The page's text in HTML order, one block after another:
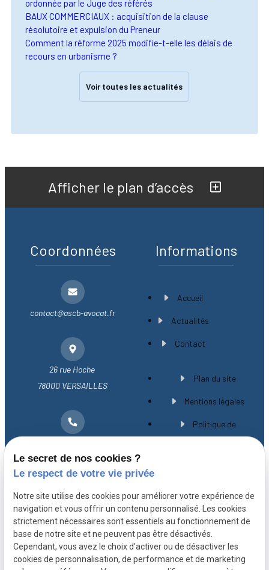
ordonnée par le Juge des référés
BAUX COMMERCIAUX : acquisition de la clause
résolutoire et expulsion du Preneur
Comment la réforme 2025 modifie-t-elle les délais de
recours en urbanisme ?
Voir toutes les actualités
Afficher le plan d’accès
Coordonnées
contact@ascb-avocat.fr
26 rue Hoche
78000 VERSAILLES
01 30 21 28 54
Informations
Accueil
Actualités
Contact
Plan du site
Mentions légales
Politique de
A propos
Avocat spécialiste en droit immobilier à
Versailles, Maître CHEVILLARD-BUISSON vous
accompagne avec expérience et rigueur depuis
Le secret de nos cookies ?
Le respect de votre vie privée
Notre site utilise des cookies pour améliorer votre expérience de
navigation et vous offrir un contenu personnalisé. Les cookies
strictement nécessaires sont essentiels au fonctionnement de
base de notre site et ne peuvent pas être désactivés.
Cependant, vous avez le choix d'activer ou de désactiver les
cookies de personnalisation, de performance et de marketing